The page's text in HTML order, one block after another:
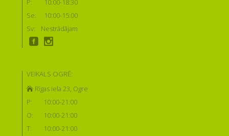
P:
10:00-18:30
Se:
10:00-15:00
Sv:
Nestrādājam
VEIKALS OGRĒ:
Rīgas iela 23, Ogre
P:
10:00-21:00
O:
10:00-21:00
T:
10:00-21:00